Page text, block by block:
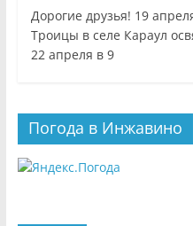
Дорогие друзья! 19
Троицы в селе Караул
22 апреля в 9
Погода в Инжавино